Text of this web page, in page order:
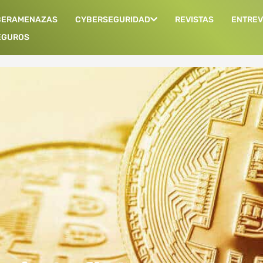
CYBERSEGURIDAD REVISTAS